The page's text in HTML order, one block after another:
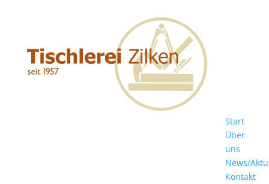
Start
Über
uns
News/
Kontakt